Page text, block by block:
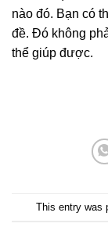
nào đó. Bạn có
đề. Đó không
thể giúp được.
This entry was